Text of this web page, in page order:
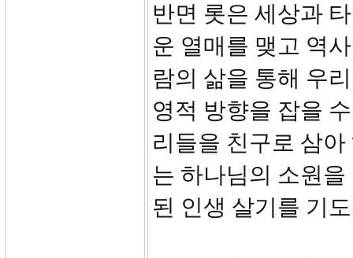
반면 롯은 세상과
운 열매를 맺고 역
람의 삶을 통해 우
영적 방향을 잡을
리들을 친구로 삼
는 하나님의 소원
된 인생 살기를 기